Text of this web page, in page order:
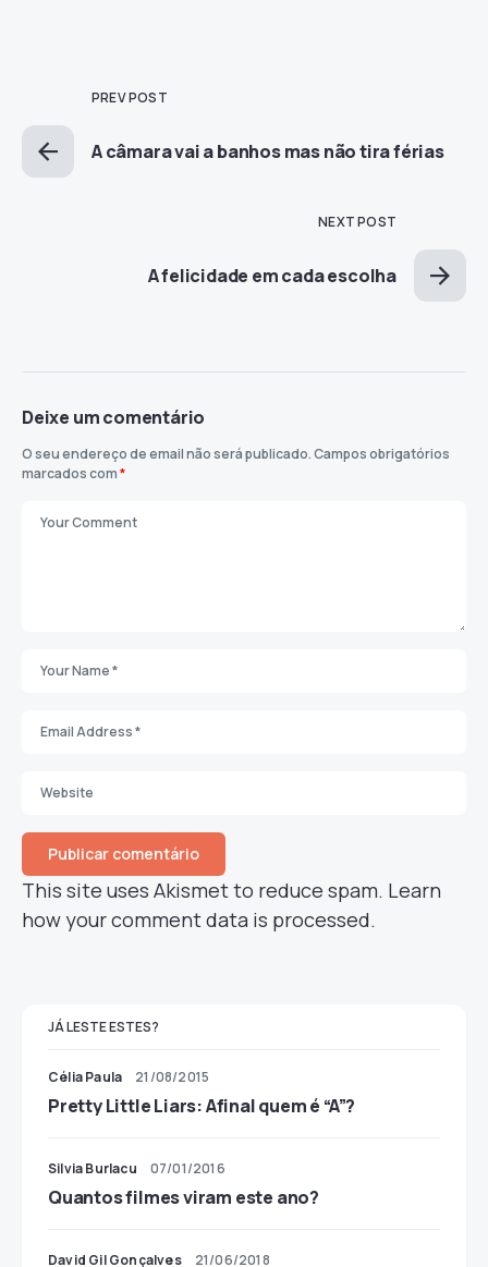
PREV POST
A câmara vai a banhos mas não tira férias
NEXT POST
A felicidade em cada escolha
Deixe um comentário
O seu endereço de email não será publicado.Campos obrigatórios
marcados com*
This site uses Akismet to reduce spam. Learn
how your comment data is processed.
JÁ LESTE ESTES?
Célia Paula 21/08/2015
Pretty Little Liars: Afinal quem é “A”?
Silvia Burlacu 07/01/2016
Quantos filmes viram este ano?
David Gil Gonçalves 21/06/2018